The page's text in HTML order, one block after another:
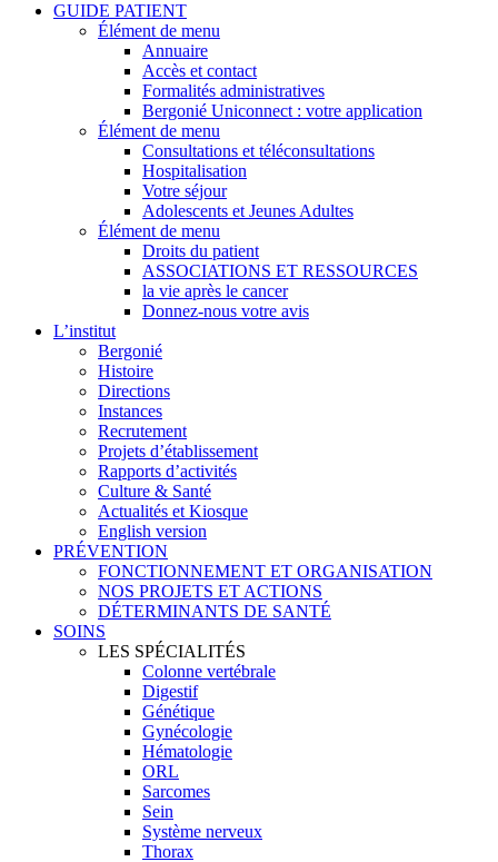
GUIDE PATIENT
Élément de menu
Annuaire
Accès et contact
Formalités administratives
Bergonié Uniconnect : votre application
Élément de menu
Consultations et téléconsultations
Hospitalisation
Votre séjour
Adolescents et Jeunes Adultes
Élément de menu
Droits du patient
ASSOCIATIONS ET RESSOURCES
la vie après le cancer
Donnez-nous votre avis
L’institut
Bergonié
Histoire
Directions
Instances
Recrutement
Projets d’établissement
Rapports d’activités
Culture & Santé
Actualités et Kiosque
English version
PRÉVENTION
FONCTIONNEMENT ET ORGANISATION
NOS PROJETS ET ACTIONS
DÉTERMINANTS DE SANTÉ
SOINS
LES SPÉCIALITÉS
Colonne vertébrale
Digestif
Génétique
Gynécologie
Hématologie
ORL
Sarcomes
Sein
Système nerveux
Thorax